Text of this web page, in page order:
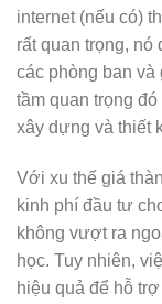
internet (nếu có)
rất quan trọng,
các phòng ban
tầm quan trọng
xây dựng và thiết
Với xu thế giá
kinh phí đầu tư
không vượt ra
học. Tuy nhiên,
hiệu quả để hỗ